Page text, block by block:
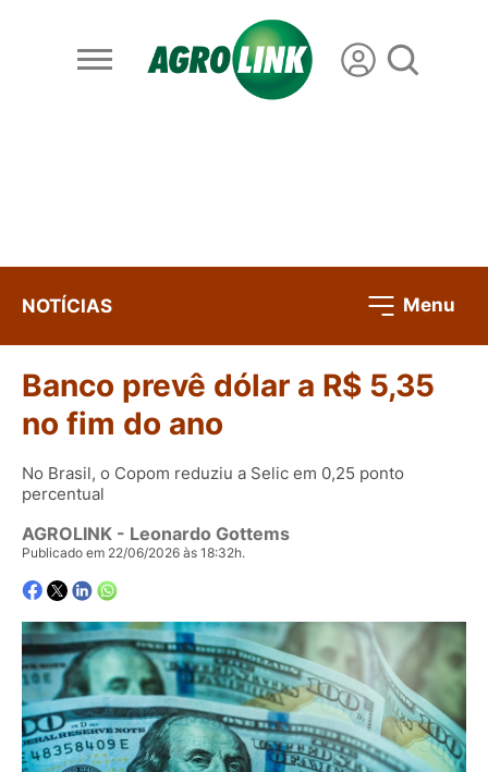
NOTÍCIAS Menu
Banco prevê dólar a R$ 5,35
no fim do ano
No Brasil, o Copom reduziu a Selic em 0,25 ponto
percentual
AGROLINK - Leonardo Gottems
Publicado em 22/06/2026 às 18:32h.